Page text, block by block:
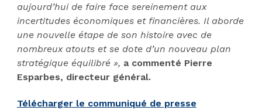
aujourd’hui de faire face sereinement aux
incertitudes économiques et financières. Il aborde
une nouvelle étape de son histoire avec de
nombreux atouts et se dote d’un nouveau plan
stratégique équilibré », a commenté Pierre
Esparbes, directeur général.
Télécharger le communiqué de presse